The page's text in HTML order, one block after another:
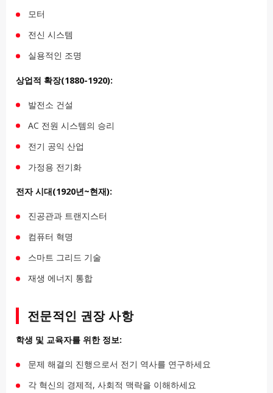
모터
전신 시스템
실용적인 조명
상업적 확장(1880-1920):
발전소 건설
AC 전원 시스템의 승리
전기 공익 산업
가정용 전기화
전자 시대(1920년~현재):
진공관과 트랜지스터
컴퓨터 혁명
스마트 그리드 기술
재생 에너지 통합
전문적인 권장 사항
학생 및 교육자를 위한 정보:
문제 해결의 진행으로서 전기 역사를 연구하세요
각 혁신의 경제적, 사회적 맥락을 이해하세요